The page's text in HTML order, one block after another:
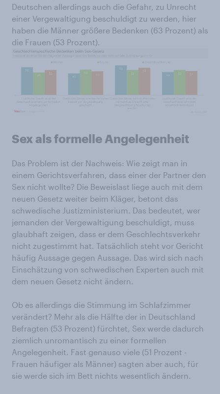
Deutschen allerdings auch die Gefahr, zu Unrecht
einer Vergewaltigung beschuldigt zu werden, hier
haben die Männer größere Bedenken (63 Prozent) als
die Frauen (53 Prozent).
Sex als formelle Angelegenheit
Das Problem ist der Nachweis: Wie zeigt man in
einem Gerichtsverfahren, dass einer der Partner den
Sex nicht wollte? Die Beweislast liege auch mit dem
neuen Gesetz weiter beim Kläger, betont das
schwedische Justizministerium. Das bedeutet, wer
jemanden der Vergewaltigung beschuldigt, muss
glaubhaft zeigen, dass er dem Geschlechtsverkehr
nicht zugestimmt hat. Tatsächlich steht vor Gericht
häufig Aussage gegen Aussage. Das wird sich nach
Einschätzung von schwedischen Experten auch mit
dem neuen Gesetz nicht ändern.
Ob es allerdings die Stimmung im Schlafzimmer
verändert? Mehr als die Hälfte der in Deutschland
Befragten (53 Prozent) fürchtet, Sex werde dadurch
ziemlich unromantisch zu einer formellen
Angelegenheit. Fast genauso viele (51 Prozent -
Frauen häufiger als Männer) sagten aber auch, für
sie werde sich im Bett nichts wesentlich ändern.